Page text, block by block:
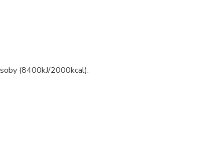
(8400kJ/2000kcal):